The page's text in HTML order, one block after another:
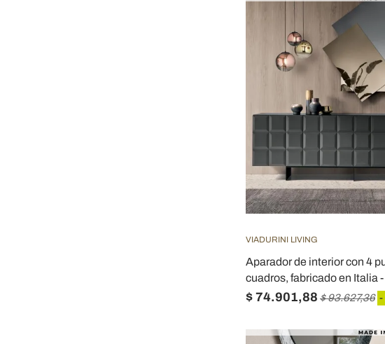
VIADURINI LIVING
Aparador de interior con 4
cuadros, fabricado en Italia
$ 74.901,88 $ 93.627,36 -